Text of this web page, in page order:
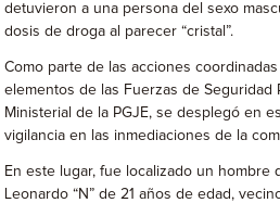
detuvieron a una persona del sexo
dosis de droga al parecer “cristal”.
Como parte de las acciones
elementos de las Fuerzas de Seguridad
Ministerial de la PGJE, se desplegó en
vigilancia en las inmediaciones de la
En este lugar, fue localizado un hombre
Leonardo “N” de 21 años de edad,